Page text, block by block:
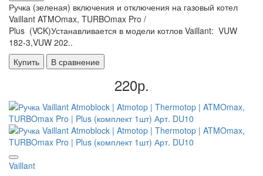
Ручка (зеленая) включения и отключения на газовый котел
Vaillant ATMOmax, TURBOmax Pro /
Plus (VCK)Устанавливается в модели котлов Vaillant: VUW
182-3,VUW 202..
Купить
В сравнение
220р.
Vaillant